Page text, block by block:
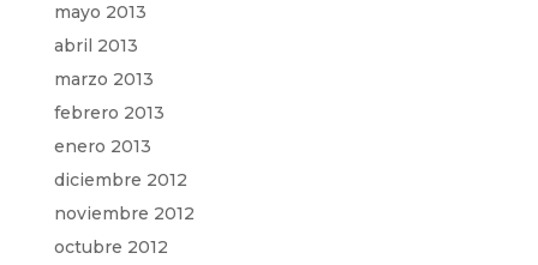
mayo 2013
abril 2013
marzo 2013
febrero 2013
enero 2013
diciembre 2012
noviembre 2012
octubre 2012